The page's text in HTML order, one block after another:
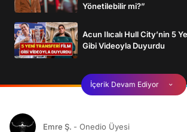
Yönetilebilir mi?”
Acun Ilıcalı Hull City’nin 5
Gibi Videoyla Duyurdu
İçerik Devam Ediyor
Emre Ş. - Onedio Üyesi